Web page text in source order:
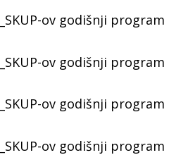
ov godišnji program
ov godišnji program
ov godišnji program
ov godišnji program